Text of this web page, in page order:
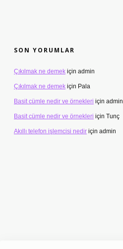
SON YORUMLAR
Çıkılmak ne demek için admin
Çıkılmak ne demek için Pala
Basit cümle nedir ve örnekleri için admin
Basit cümle nedir ve örnekleri için Tunç
Akıllı telefon işlemcisi nedir için admin